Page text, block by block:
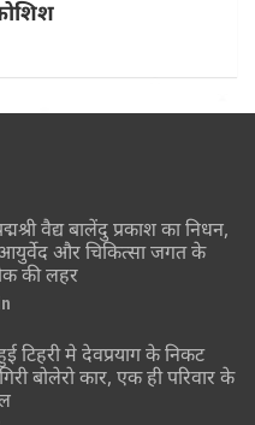
वैद्य बालेंदु प्रकाश का निधन,
और चिकित्सा जगत के
की लहर
टिहरी मे देवप्रयाग के निकट
बोलेरो कार, एक ही परिवार के